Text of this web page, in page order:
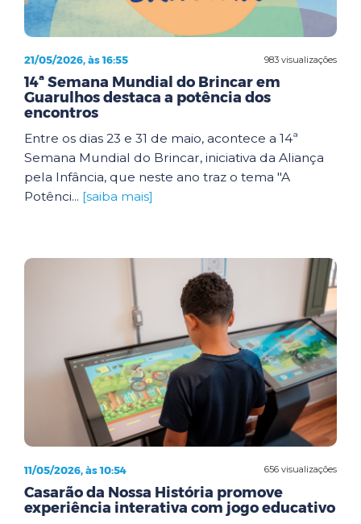
983 visualizações
21/05/2026, às 16:55
14ª Semana Mundial do Brincar em
Guarulhos destaca a potência dos
encontros
Entre os dias 23 e 31 de maio, acontece a 14ª
Semana Mundial do Brincar, iniciativa da Aliança
pela Infância, que neste ano traz o tema "A
Potênci... [saiba mais]
656 visualizações
11/05/2026, às 10:54
Casarão da Nossa História promove
experiência interativa com jogo educativo